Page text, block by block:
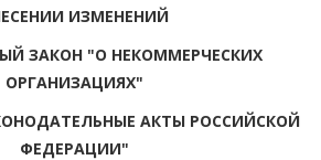
ИЗМЕНЕНИЙ
ЗАКОН "О НЕКОММЕРЧЕСКИХ
ОРГАНИЗАЦИЯХ"
АКТЫ РОССИЙСКОЙ
ФЕДЕРАЦИИ"